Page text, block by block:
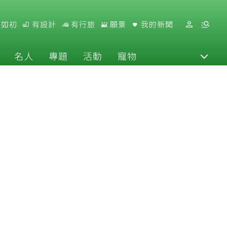
初 有設計 有行旅 願景 我的新聞
名人 專題 活動 寵物